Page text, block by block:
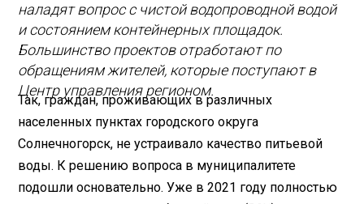
наладят вопрос с чистой водопроводной водой
и состоянием контейнерных площадок.
Большинство проектов отработают по
обращениям жителей, которые поступают в
Центр управления регионом.
Так, граждан, проживающих в различных
населенных пунктах городского округа
Солнечногорск, не устраивало качество питьевой
воды. К решению вопроса в муниципалитете
подошли основательно. Уже в 2021 году полностью